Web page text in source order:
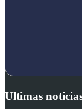
Ultimas